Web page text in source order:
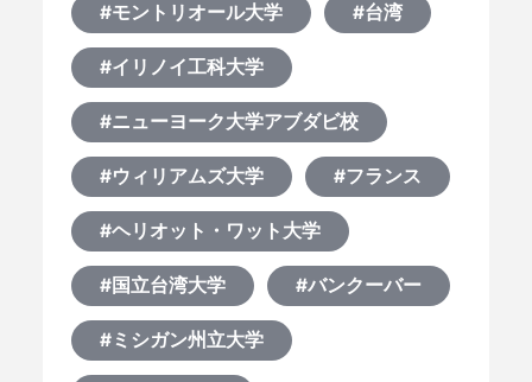
#モントリオール大学 #台湾
#イリノイ工科大学
#ニューヨーク大学アブダビ校
#ウィリアムズ大学 #フランス
#ヘリオット・ワット大学
#国立台湾大学 #バンクーバー
#ミシガン州立大学